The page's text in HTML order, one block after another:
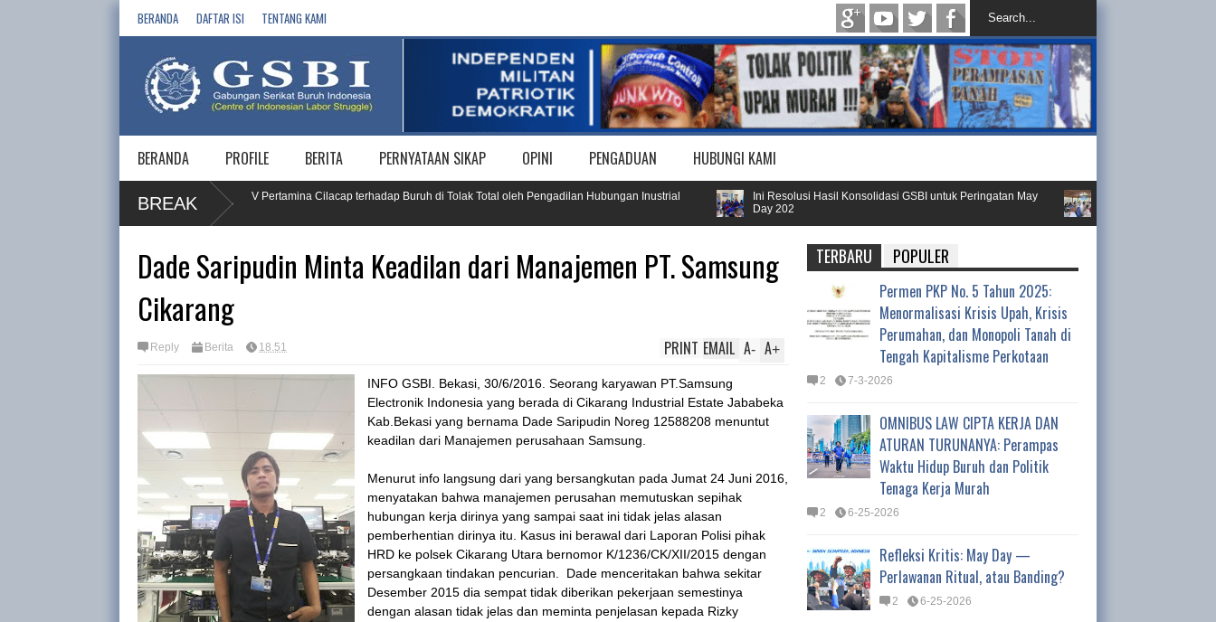
BERANDA DAFTAR ISI TENTANG KAMI
BERANDA PROFILE BERITA PERNYATAAN SIKAP OPINI PENGADUAN HUBUNGI KAMI
BREAK
Gugatan PT. Yakespena Vendor RU IV Pertamina Cilacap terhadap Buruh di Tolak Total oleh Pengadilan Hubungan Inustrial
Ini Resolusi Hasil Konsolidasi GSBI untuk Peringatan May
Day 202
SELAMAT atas
Tengah
Dade Saripudin Minta Keadilan dari Manajemen PT. Samsung
Cikarang
Reply Berita 18.51 A+
A-
EMAIL
PRINT
INFO GSBI. Bekasi, 30/6/2016. Seorang karyawan PT.Samsung
Electronik Indonesia yang berada di Cikarang Industrial Estate Jababeka
Kab.Bekasi yang bernama Dade Saripudin Noreg 12588208 menuntut
keadilan dari Manajemen perusahaan Samsung.
Menurut info langsung dari yang bersangkutan pada Jumat 24 Juni 2016,
menyatakan bahwa manajemen perusahan memutuskan sepihak
hubungan kerja dirinya yang sampai saat ini tidak jelas alasan
pemberhentian dirinya itu. Kasus ini berawal dari Laporan Polisi pihak
HRD ke polsek Cikarang Utara bernomor K/1236/CK/XII/2015 dengan
persangkaan tindakan pencurian. Dade menceritakan bahwa sekitar
Desember 2015 dia sempat tidak diberikan pekerjaan semestinya
dengan alasan tidak jelas dan meminta penjelasan kepada Rizky
TERBARU POPULER
Permen PKP No. 5 Tahun 2025:
Menormalisasi Krisis Upah, Krisis
Perumahan, dan Monopoli Tanah di
Tengah Kapitalisme Perkotaan
2 7-3-2026
OMNIBUS LAW CIPTA KERJA DAN
ATURAN TURUNANYA: Perampas
Waktu Hidup Buruh dan Politik
Tenaga Kerja Murah
2 6-25-2026
Refleksi Kritis: May Day —
Perlawanan Ritual, atau Banding?
2 6-25-2026